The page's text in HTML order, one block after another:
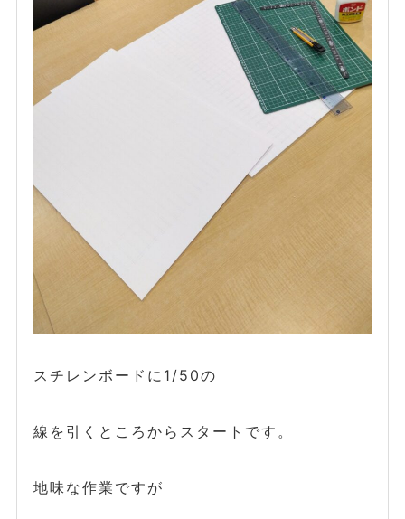
スチレンボードに1/50の
線を引くところからスタートです。
地味な作業ですが